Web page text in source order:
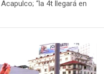
“la 4t llegará en